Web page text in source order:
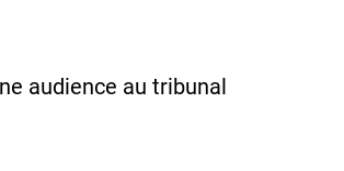
audience au tribunal